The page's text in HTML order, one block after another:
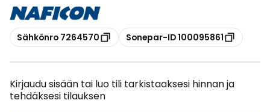
Kopioi
Sähkönro 7264570 Kopioi
Sonepar-ID 100095861
Kirjaudu sisään tai luo tili tarkistaaksesi hinnan ja
tehdäksesi tilauksen